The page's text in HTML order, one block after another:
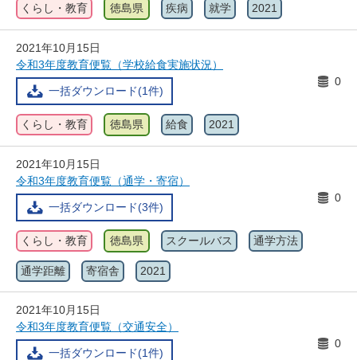
くらし・教育 徳島県 疾病 就学 2021
2021年10月15日
令和3年度教育便覧（学校給食実施状況）
一括ダウンロード(1件)
0
くらし・教育 徳島県 給食 2021
2021年10月15日
令和3年度教育便覧（通学・寄宿）
一括ダウンロード(3件)
0
くらし・教育 徳島県 スクールバス 通学方法
通学距離 寄宿舎 2021
2021年10月15日
令和3年度教育便覧（交通安全）
一括ダウンロード(1件)
0